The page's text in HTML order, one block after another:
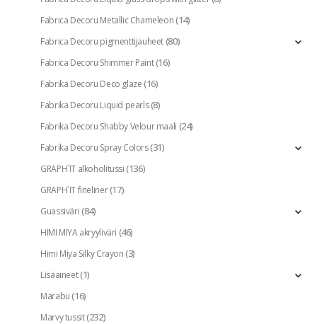
Fabrica Decoru Metallic Chameleon(14)
Fabrica Decoru pigmenttijauheet(80)
Fabrica Decoru Shimmer Paint(16)
Fabrika Decoru Deco glaze(16)
Fabrika Decoru Liquid pearls(8)
Fabrika Decoru Shabby Velour maali (24)
Fabrika Decoru Spray Colors(31)
GRAPH`IT alkoholitussi(136)
GRAPH`IT fineliner(17)
Guassiväri(84)
HIMI MIYA akryyliväri (46)
Himi Miya Silky Crayon(3)
Lisäaineet(1)
Marabu (16)
Marvy tussit(232)